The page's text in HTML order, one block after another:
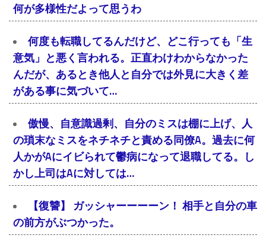
何が多様性だよって思うわ
何度も転職してるんだけど、どこ行っても「生
意気」と悪く言われる。正直わけわからなかった
んだが、あるとき他人と自分では外見に大きく差
がある事に気づいて…
傲慢、自意識過剰、自分のミスは棚に上げ、人
の瑣末なミスをネチネチと責める同僚A。過去に何
人かがAにイビられて鬱病になって退職してる。し
かし上司はAに対しては…
【復讐】 ガッシャーーーーン！ 相手と自分の車
の前方がぶつかった。